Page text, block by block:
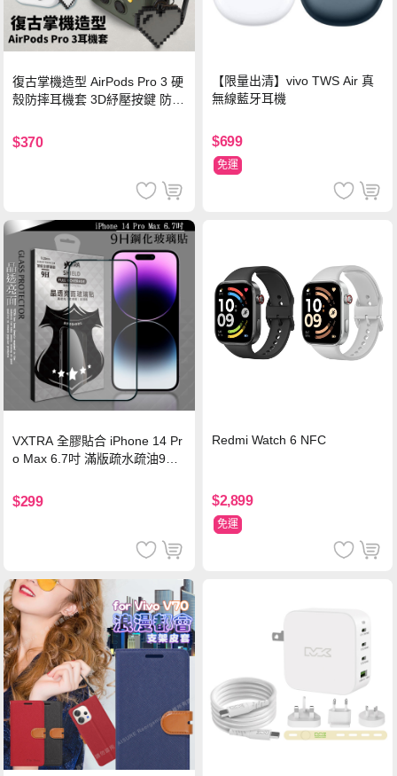
復古掌機造型 AirPods Pro 3 硬
殼防摔耳機套 3D紓壓按鍵 防開
$370
【限量出清】vivo TWS Air 真
無線藍牙耳機
$699
免運
VXTRA 全膠貼合 iPhone 14 Pr
o Max 6.7吋 滿版疏水疏油9H
$299
Redmi Watch 6 NFC
$2,899
免運